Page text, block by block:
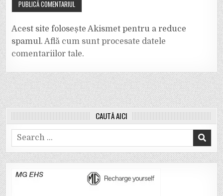
Acest site folosește Akismet pentru a reduce
spamul.Află cum sunt procesate datele
comentariilor tale.
CAUTĂ AICI
Search
for: